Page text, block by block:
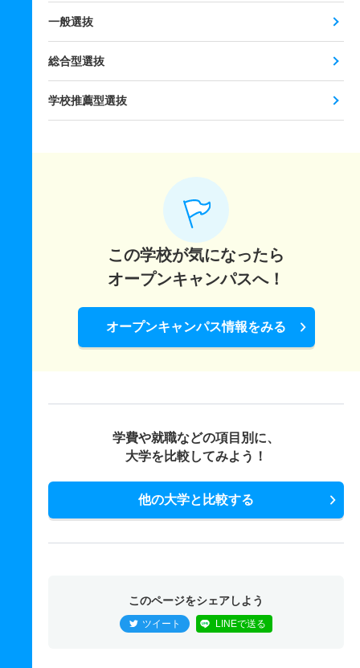
一般選抜
総合型選抜
学校推薦型選抜
この学校が気になったら
オープンキャンパスへ！
オープンキャンパス情報をみる
学費や就職などの項目別に、
大学を比較してみよう！
他の大学と比較する
このページをシェアしよう
ツイート LINEで送る